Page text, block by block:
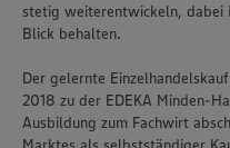
stetig weiterentwickeln, dabei
Blick behalten.
Der gelernte
2018 zu der EDEKA Minden-
Ausbildung zum Fachwirt